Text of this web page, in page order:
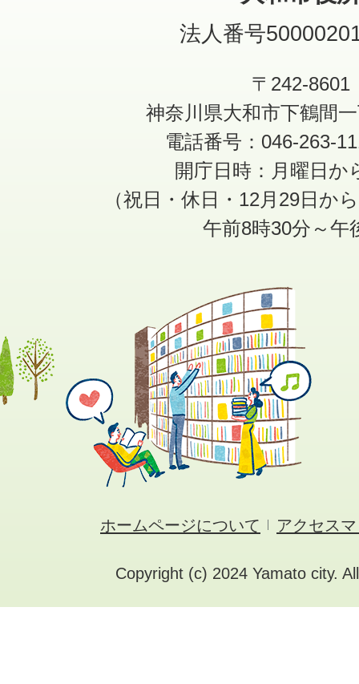
法人番号
〒242-8601
神奈川県大和市下鶴間
電話番号：046-263-
開庁日時：月曜日か
（祝日・休日・12月29日か
午前8時30分～午
ホームページについて アクセス
Copyright (c) 2024 Yamato city.